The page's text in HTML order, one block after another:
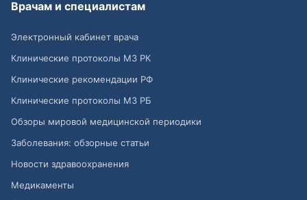
Врачам и специалистам
Электронный кабинет врача
Клинические протоколы МЗ РК
Клинические рекомендации РФ
Клинические протоколы МЗ РБ
Обзоры мировой медицинской периодики
Заболевания: обзорные статьи
Новости здравоохранения
Медикаменты